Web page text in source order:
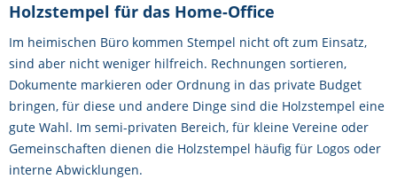
Holzstempel für das Home-Office
Im heimischen Büro kommen Stempel nicht oft zum Einsatz,
sind aber nicht weniger hilfreich. Rechnungen sortieren,
Dokumente markieren oder Ordnung in das private Budget
bringen, für diese und andere Dinge sind die Holzstempel eine
gute Wahl. Im semi-privaten Bereich, für kleine Vereine oder
Gemeinschaften dienen die Holzstempel häufig für Logos oder
interne Abwicklungen.